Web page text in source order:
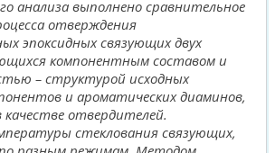
анализа выполнено сравнительное
отверждения
эпоксидных связующих двух
компонентным составом и
– структурой исходных
и ароматических диаминов,
отвердителей.
стеклования связующих,